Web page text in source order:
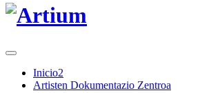
Inicio2
Artisten Dokumentazio Zentroa